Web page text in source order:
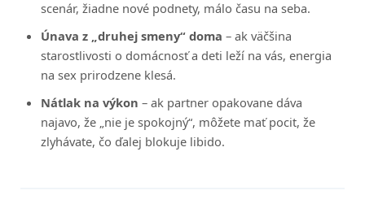
scenár, žiadne nové podnety, málo času na seba.
Únava z „druhej smeny“ doma – ak väčšina
starostlivosti o domácnosť a deti leží na vás, energia
na sex prirodzene klesá.
Nátlak na výkon – ak partner opakovane dáva
najavo, že „nie je spokojný“, môžete mať pocit, že
zlyhávate, čo ďalej blokuje libido.